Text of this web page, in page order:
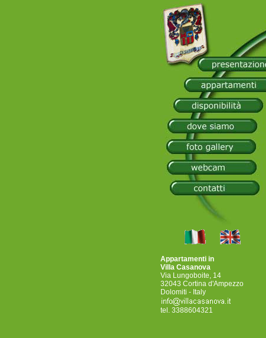
Appartamenti in
Villa Casanova
Via Lungoboite, 14
32043 Cortina d'Ampezzo
Dolomiti - Italy
tel. 3388604321